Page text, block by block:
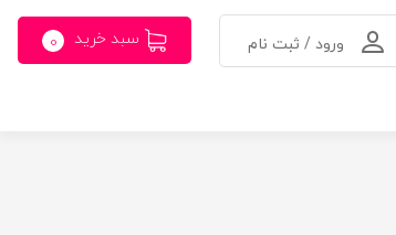
ورود / ثبت نام سبد خرید 0